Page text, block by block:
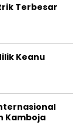
Terbesar
Keanu
Kamboja